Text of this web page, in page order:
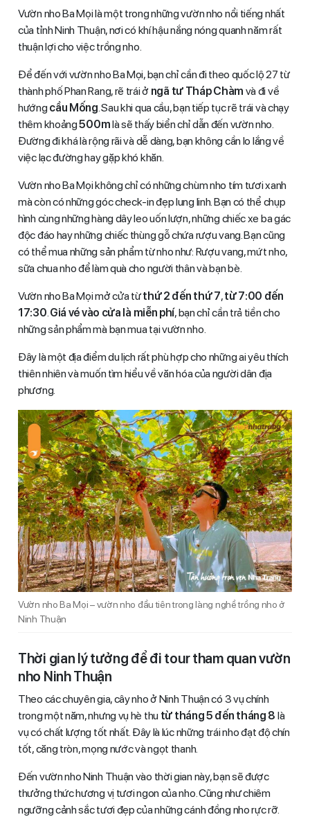
Vườn nho Ba Mọi là một trong những vườn nho nổi tiếng nhất
của tỉnh Ninh Thuận, nơi có khí hậu nắng nóng quanh năm rất
thuận lợi cho việc trồng nho.
Để đến với vườn nho Ba Mọi, bạn chỉ cần đi theo quốc lộ 27 từ
thành phố Phan Rang, rẽ trái ở ngã tư Tháp Chàm và đi về
hướng cầu Mống . Sau khi qua cầu, bạn tiếp tục rẽ trái và chạy
thêm khoảng500mlà sẽ thấy biển chỉ dẫn đến vườn nho.
Đường đi khá là rộng rãi và dễ dàng, bạn không cần lo lắng về
việc lạc đường hay gặp khó khăn.
Vườn nho Ba Mọi không chỉ có những chùm nho tím tươi xanh
mà còn có những góc check-in đẹp lung linh. Bạn có thể chụp
hình cùng những hàng dây leo uốn lượn, những chiếc xe ba gác
độc đáo hay những chiếc thùng gỗ chứa rượu vang. Bạn cũng
có thể mua những sản phẩm từ nho như: Rượu vang, mứt nho,
sữa chua nho để làm quà cho người thân và bạn bè.
Vườn nho Ba Mọi mở cửa từthứ 2 đến thứ 7,từ 7:00 đến
17:30 Giá vé vào cửa là miễn phí, bạn chỉ cần trả tiền cho
những sản phẩm mà bạn mua tại vườn nho.
Đây là một địa điểm du lịch rất phù hợp cho những ai yêu thích
thiên nhiên và muốn tìm hiểu về văn hóa của người dân địa
phương.
Vườn nho Ba Mọi – vườn nho đầu tiên trong làng nghề trồng nho ở
Ninh Thuận
Thời gian lý tưởng để đi tour tham quan vườn
nho Ninh Thuận
Theo các chuyên gia, cây nho ở Ninh Thuận có 3 vụ chính
trong một năm, nhưng vụ hè thu từ tháng 5 đến tháng 8 là
vụ có chất lượng tốt nhất. Đây là lúc những trái nho đạt độ chín
tốt, căng tròn, mọng nước và ngọt thanh.
Đến vườn nho Ninh Thuận vào thời gian này, bạn sẽ được
thưởng thức hương vị tươi ngon của nho. Cũng như chiêm
ngưỡng cảnh sắc tươi đẹp của những cánh đồng nho rực rỡ.